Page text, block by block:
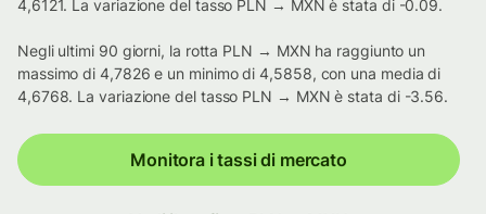
4,6121. La variazione del tasso PLN → MXN è stata di -0.09.
Negli ultimi 90 giorni, la rotta PLN → MXN ha raggiunto un
massimo di 4,7826 e un minimo di 4,5858, con una media di
4,6768. La variazione del tasso PLN → MXN è stata di -3.56.
Monitora i tassi di mercato